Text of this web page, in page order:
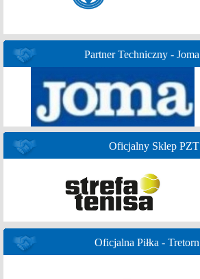
Partner Techniczny - Joma
Oficjalny Sklep PZT
Oficjalna Piłka - Tretorn